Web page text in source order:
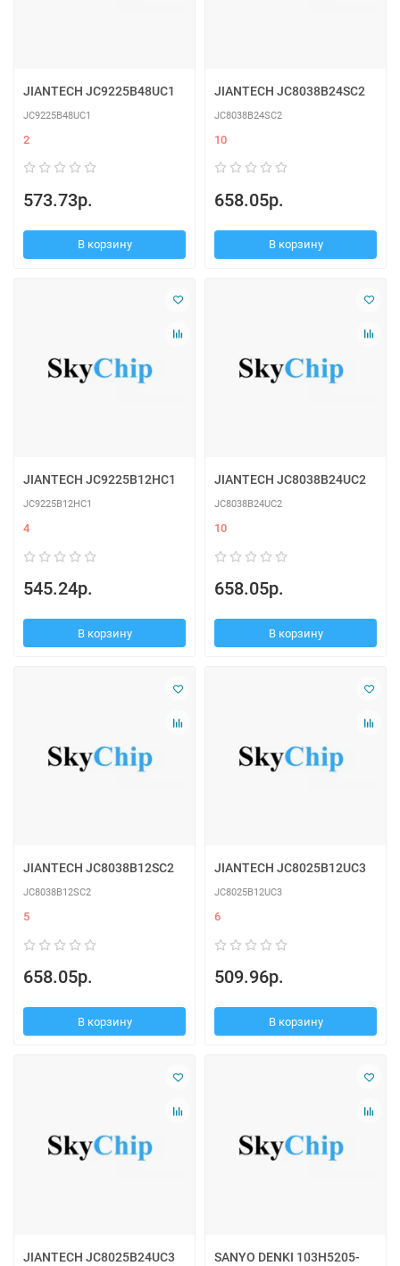
JIANTECH JC9225B48UC1
JC9225B48UC1
2
573.73р.
В корзину
JIANTECH JC8038B24SC2
JC8038B24SC2
10
658.05р.
В корзину
JIANTECH JC9225B12HC1
JC9225B12HC1
4
545.24р.
В корзину
JIANTECH JC8038B24UC2
JC8038B24UC2
10
658.05р.
В корзину
JIANTECH JC8038B12SC2
JC8038B12SC2
5
658.05р.
В корзину
JIANTECH JC8025B12UC3
JC8025B12UC3
6
509.96р.
В корзину
JIANTECH JC8025B24UC3 SANYO DENKI 103H5205-